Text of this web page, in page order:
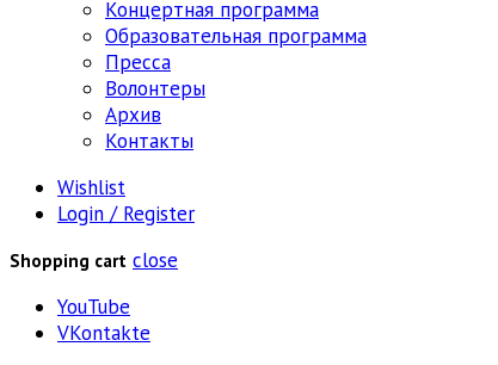
Концертная программа
Образовательная программа
Пресса
Волонтеры
Архив
Контакты
Wishlist
Login / Register
Shopping cart close
YouTube
VKontakte